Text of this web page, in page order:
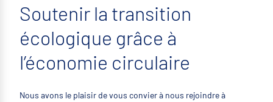
Soutenir la transition
écologique grâce à
l’économie circulaire
Nous avons le plaisir de vous convier à nous rejoindre à